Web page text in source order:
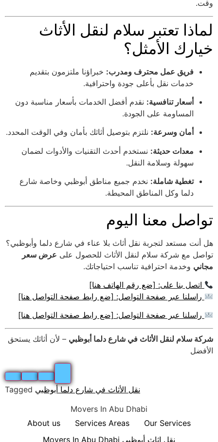
وقت.
لماذا تعتبر سلام لنقل الأثاث
خيارك الأمثل؟
فريق عمل محترف ومدرب: خبراؤنا ملتزمون بتقديم
خدمات نقل بأعلى جودة واحترافية.
أسعار تنافسية: نقدم أفضل الخدمات بأسعار مناسبة دون
المساومة على الجودة.
أمان وسرعة: نلتزم بتوصيل أثاثك بأمان وفي الوقت المحدد.
معدات حديثة: نستخدم أحدث التقنيات والأدوات لضمان
سهولة وسلامة النقل.
تغطية شاملة: نخدم جميع مناطق أبوظبي وخاصة شارع
دلما وكل المناطق المحيطة.
تواصل معنا اليوم
هل أنت مستعد لتجربة نقل أثاث بلا عناء في شارع دلما وأبوظبي؟
تواصل مع شركة سلام لنقل الأثاث للحصول على عرض سعر
مجاني وخدمة احترافية تناسب احتياجاتك.
اتصل بنا على: [ضع رقم الهاتف هنا]
راسلنا عبر صفحة التواصل: [ضع رابط صفحة التواصل هنا]
راسلنا عبر صفحة التواصل: [ضع رابط صفحة التواصل هنا]
شركة سلام لنقل الأثاث في شارع دلما أبوظبي – لأن أثاثك يستحق
الأفضل
Tagged نقل الأثاث في شارع دلما أبوظبي
Movers In Abu Dhabi
About us
Services Areas
Our Services
Movers In Abu Dhabi نقل اثاث أبوظبي